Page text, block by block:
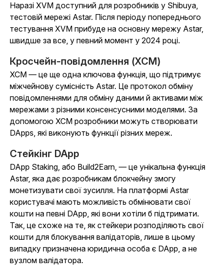
Наразі XVM доступний для розробників у Shibuya,
тестовій мережі Astar. Після періоду попереднього
тестування XVM прибуде на основну мережу Astar,
швидше за все, у певний момент у 2024 році.
Кросчейн-повідомлення (XCM)
XCM — це ще одна ключова функція, що підтримує
міжчейнову сумісність Astar. Це протокол обміну
повідомленнями для обміну даними й активами між
мережами з різними консенсусними моделями. За
допомогою XCM розробники можуть створювати
DApps, які виконують функції різних мереж.
Стейкінг DApp
DApp Staking, або Build2Earn, — це унікальна функція
Astar, яка дає розробникам блокчейну змогу
монетизувати свої зусилля. На платформі Astar
користувачі мають можливість обмінювати свої
кошти на певні DApp, які вони хотіли б підтримати.
Так, це схоже на те, як стейкери розподіляють свої
кошти для блокування валідаторів, лише в цьому
випадку призначена юридична особа є DApp, а не
вузлом валідатора.